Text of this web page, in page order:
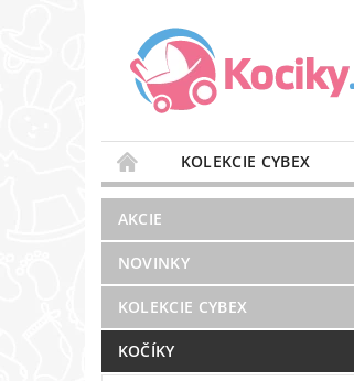
KOLEKCIE CYBEX
STAROSTLIVOSŤ O VZDUCH
BLOG
PREDAJŇA
AKCIE
NOVINKY
KOLEKCIE CYBEX
KOČÍKY